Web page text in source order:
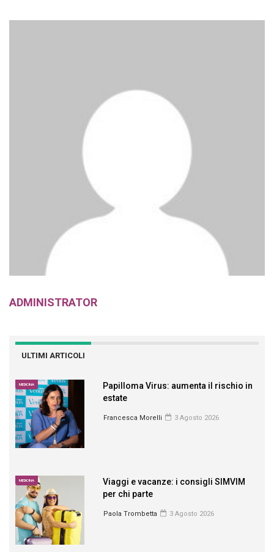
ADMINISTRATOR
ULTIMI ARTICOLI
MEDICINA
Papilloma Virus: aumenta il rischio in
estate
Francesca Morelli 3 Agosto 2026
MEDICINA
Viaggi e vacanze: i consigli SIMVIM
per chi parte
Paola Trombetta 3 Agosto 2026